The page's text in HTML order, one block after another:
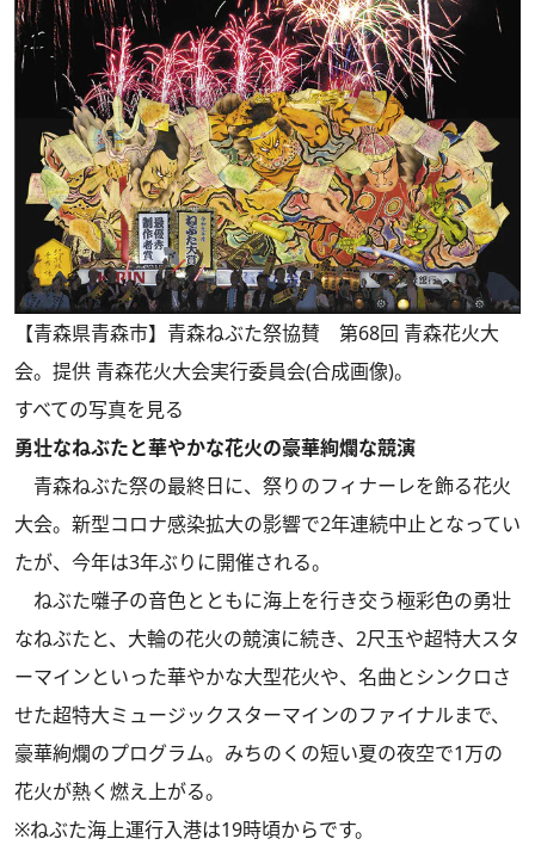
【青森県青森市】青森ねぶた祭協賛 第68回 青森花火大
会。提供 青森花火大会実行委員会(合成画像)。
すべての写真を見る
勇壮なねぶたと華やかな花火の豪華絢爛な競演
青森ねぶた祭の最終日に、祭りのフィナーレを飾る花火
大会。新型コロナ感染拡大の影響で2年連続中止となってい
たが、今年は3年ぶりに開催される。
ねぶた囃子の音色とともに海上を行き交う極彩色の勇壮
なねぶたと、大輪の花火の競演に続き、2尺玉や超特大スタ
ーマインといった華やかな大型花火や、名曲とシンクロさ
せた超特大ミュージックスターマインのファイナルまで、
豪華絢爛のプログラム。みちのくの短い夏の夜空で1万の
花火が熱く燃え上がる。
※ねぶた海上運行入港は19時頃からです。